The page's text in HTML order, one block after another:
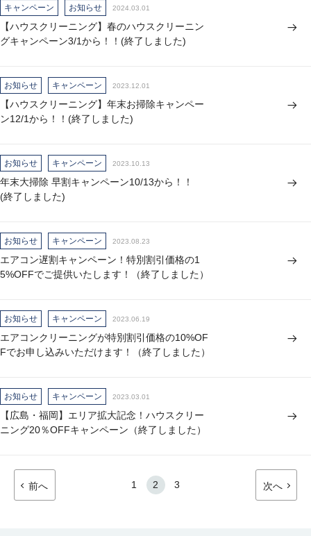
キャンペーン お知らせ 2024.03.01
【ハウスクリーニング】春のハウスクリーニン
グキャンペーン3/1から！！(終了しました)
お知らせ キャンペーン 2023.12.01
【ハウスクリーニング】年末お掃除キャンペー
ン12/1から！！(終了しました)
お知らせ キャンペーン 2023.10.13
年末大掃除 早割キャンペーン10/13から！！
(終了しました)
お知らせ キャンペーン 2023.08.23
エアコン遅割キャンペーン！特別割引価格の1
5%OFFでご提供いたします！（終了しました）
お知らせ キャンペーン 2023.06.19
エアコンクリーニングが特別割引価格の10%OF
Fでお申し込みいただけます！（終了しました）
お知らせ キャンペーン 2023.03.01
【広島・福岡】エリア拡大記念！ハウスクリー
ニング20％OFFキャンペーン（終了しました）
前へ 1 2 3 次へ